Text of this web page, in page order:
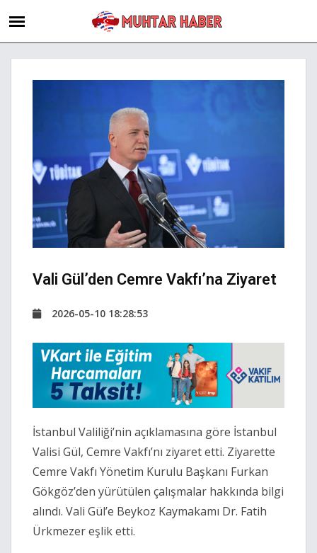
Vali Gül’den Cemre Vakfı’na Ziyaret
2026-05-10 18:28:53
İstanbul Valiliği’nin açıklamasına göre İstanbul
Valisi Gül, Cemre Vakfı’nı ziyaret etti. Ziyarette
Cemre Vakfı Yönetim Kurulu Başkanı Furkan
Gökgöz’den yürütülen çalışmalar hakkında bilgi
alındı. Vali Gül’e Beykoz Kaymakamı Dr. Fatih
Ürkmezer eşlik etti.